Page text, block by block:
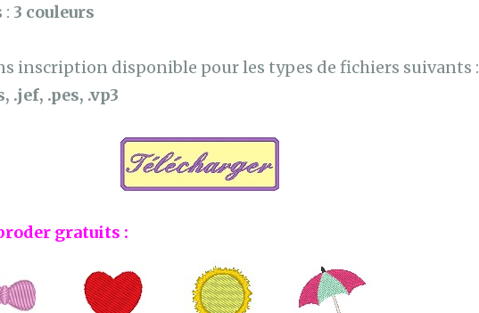
: 3 couleurs
inscription disponible pour les types de fichiers suivants :
.jef, .pes, .vp3
gratuits :